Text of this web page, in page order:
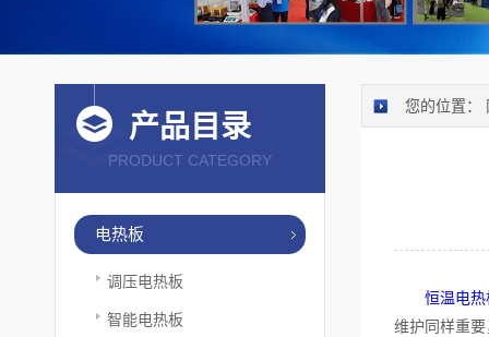
产品目录
PRODUCT CATEGORY
电热板
调压电热板
智能电热板
您的位置：
恒温电热
维护同样重